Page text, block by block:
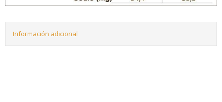
Información adicional